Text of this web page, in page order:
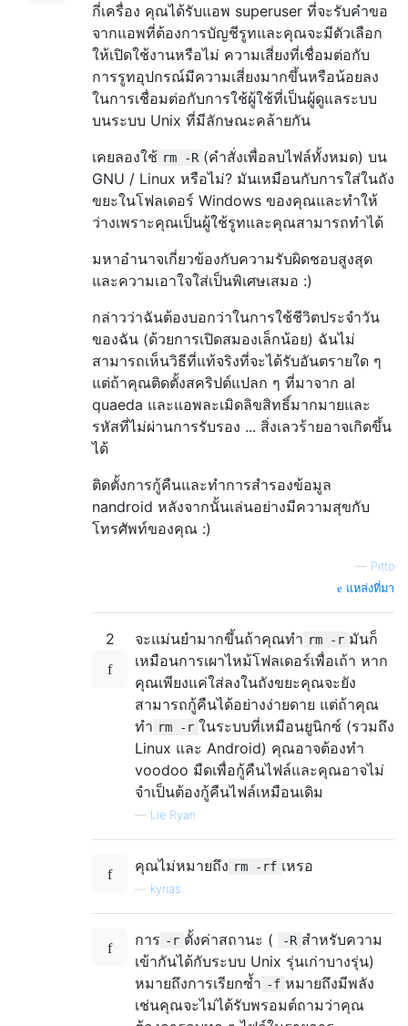
กี่เครื่อง คุณได้รับแอพ superuser ที่จะรับคำขอ
จากแอพที่ต้องการบัญชีรูทและคุณจะมีตัวเลือก
ให้เปิดใช้งานหรือไม่ ความเสี่ยงที่เชื่อมต่อกับ
การรูทอุปกรณ์มีความเสี่ยงมากขึ้นหรือน้อยลง
ในการเชื่อมต่อกับการใช้ผู้ใช้ที่เป็นผู้ดูแลระบบ
บนระบบ Unix ที่มีลักษณะคล้ายกัน
เคยลองใช้ rm -R (คำสั่งเพื่อลบไฟล์ทั้งหมด) บน
GNU / Linux หรือไม่? มันเหมือนกับการใส่ในถัง
ขยะในโฟลเดอร์ Windows ของคุณและทำให้
ว่างเพราะคุณเป็นผู้ใช้รูทและคุณสามารถทำได้
มหาอำนาจเกี่ยวข้องกับความรับผิดชอบสูงสุด
และความเอาใจใส่เป็นพิเศษเสมอ :)
กล่าวว่าฉันต้องบอกว่าในการใช้ชีวิตประจำวัน
ของฉัน (ด้วยการเปิดสมองเล็กน้อย) ฉันไม่
สามารถเห็นวิธีที่แท้จริงที่จะได้รับอันตรายใด ๆ
แต่ถ้าคุณติดตั้งสคริปต์แปลก ๆ ที่มาจาก al
quaeda และแอพละเมิดลิขสิทธิ์มากมายและ
รหัสที่ไม่ผ่านการรับรอง ... สิ่งเลวร้ายอาจเกิดขึ้น
ได้
ติดตั้งการกู้คืนและทำการสำรองข้อมูล
nandroid หลังจากนั้นเล่นอย่างมีความสุขกับ
โทรศัพท์ของคุณ :)
— Pitto
แหล่งที่มา
2 จะแม่นยำมากขึ้นถ้าคุณทำ rm -r มันก็
เหมือนการเผาไหม้โฟลเดอร์เพื่อเถ้า หาก
คุณเพียงแค่ใส่ลงในถังขยะคุณจะยัง
สามารถกู้คืนได้อย่างง่ายดาย แต่ถ้าคุณ
ทำ rm -r ในระบบที่เหมือนยูนิกซ์ (รวมถึง
Linux และ Android) คุณอาจต้องทำ
voodoo มืดเพื่อกู้คืนไฟล์และคุณอาจไม่
จำเป็นต้องกู้คืนไฟล์เหมือนเดิม
— Lie Ryan
คุณไม่หมายถึง rm -rf เหรอ
kyrias
การ -r ตั้งค่าสถานะ ( -R สำหรับความ
เข้ากันได้กับระบบ Unix รุ่นเก่าบางรุ่น)
หมายถึงการเรียกซ้ำ -f หมายถึงมีพลัง
เช่นคุณจะไม่ได้รับพรอมต์ถามว่าคุณ